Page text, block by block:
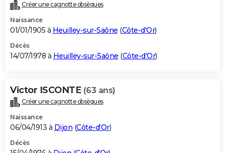
Créer une cagnotte obsèques
Naissance
01/01/1905 à Heuilley-sur-Saône (Côte-d'Or)
Décès
14/07/1978 à Heuilley-sur-Saône (Côte-d'Or)
Victor ISCONTE (63 ans)
Créer une cagnotte obsèques
Naissance
06/04/1913 à Dijon (Côte-d'Or)
Décès